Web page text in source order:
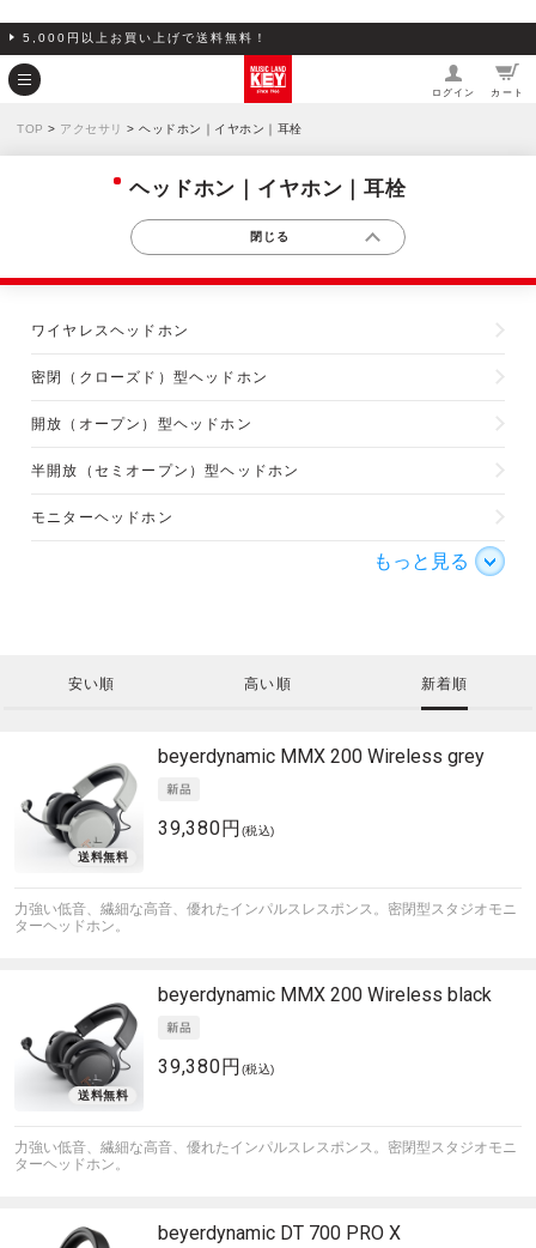
5,000円以上お買い上げで送料無料！
ログイン カート
TOP > アクセサリ > ヘッドホン｜イヤホン｜耳栓
ヘッドホン｜イヤホン｜耳栓
ワイヤレスヘッドホン
密閉（クローズド）型ヘッドホン
開放（オープン）型ヘッドホン
半開放（セミオープン）型ヘッドホン
モニターヘッドホン
もっと見る
安い順 高い順 新着順
beyerdynamic MMX 200 Wireless grey
39,380円 (税込)
力強い低音、繊細な高音、優れたインパルスレスポンス。密閉型スタジオモニ
ターヘッドホン。
beyerdynamic MMX 200 Wireless black
39,380円 (税込)
力強い低音、繊細な高音、優れたインパルスレスポンス。密閉型スタジオモニ
ターヘッドホン。
beyerdynamic DT 700 PRO X